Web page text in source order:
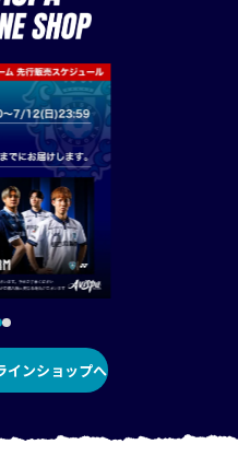
インショップへ